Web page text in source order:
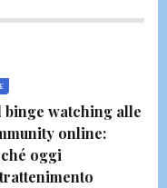
binge watching alle
online:
oggi